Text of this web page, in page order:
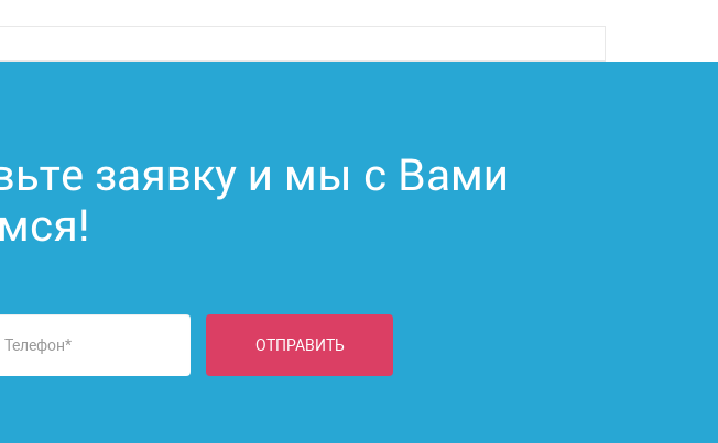
заявку и мы с Вами
ОТПРАВИТЬ